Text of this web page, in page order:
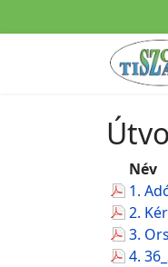
Név
1.
2.
3.
4.